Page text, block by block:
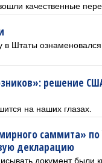
качественные
в Штаты
решение
на наших глазах.
саммита» по
декларацию
документ были